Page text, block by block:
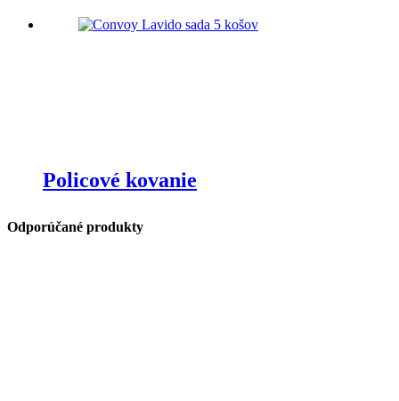
Policové kovanie
Odporúčané produkty